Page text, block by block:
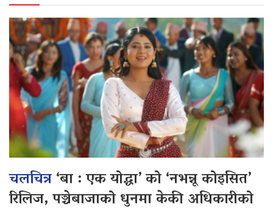
चलचित्र‘बा : एक योद्धा’ को ‘नभन्नू कोइसित’
रिलिज, पञ्चेबाजाको धुनमा केकी अधिकारीको